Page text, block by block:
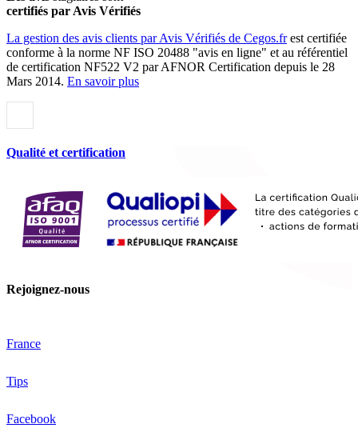
certifiés par Avis Vérifiés
La gestion des avis clients par Avis Vérifiés de Cegos.frest certifiée
conforme à la norme NF ISO 20488 "avis en ligne" et au référentiel
de certification NF522 V2 par AFNOR Certification depuis le 28
Mars 2014. En savoir plus
Qualité et certification
Rejoignez-nous
France
Tips
Facebook